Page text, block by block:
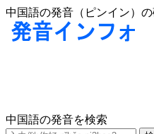
中国語の発音（ピンイン）
中国語の発音を検索